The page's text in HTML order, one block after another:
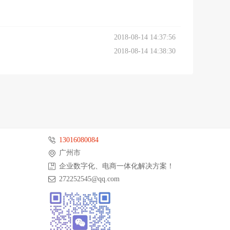
2018-08-14 14:37:56
2018-08-14 14:38:30
13016080084
广州市
企业数字化、电商一体化解决方案！
272252545@qq.com